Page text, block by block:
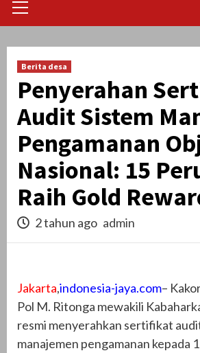
Menu
Berita desa
Penyerahan
Audit Sistem
Pengamanan
Nasional: 15
Raih Gold
2 tahun ago admin
Jakarta,indonesia-jaya.com–
Pol M. Ritonga mewakili
resmi menyerahkan sertifikat
manajemen pengamanan kepada